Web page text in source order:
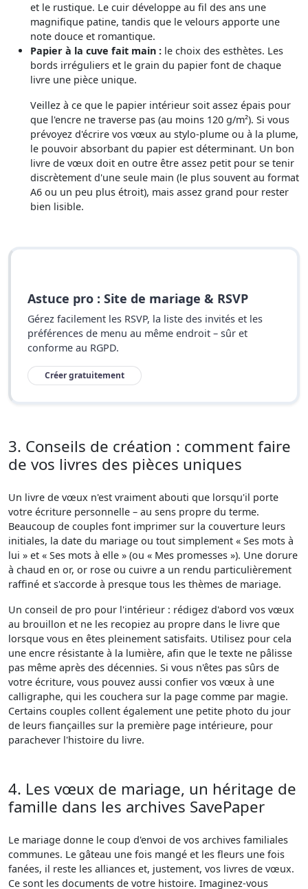
et le rustique. Le cuir développe au fil des ans une
magnifique patine, tandis que le velours apporte une
note douce et romantique.
Papier à la cuve fait main : le choix des esthètes. Les
bords irréguliers et le grain du papier font de chaque
livre une pièce unique.
Veillez à ce que le papier intérieur soit assez épais pour
que l'encre ne traverse pas (au moins 120 g/m²). Si vous
prévoyez d'écrire vos vœux au stylo-plume ou à la plume,
le pouvoir absorbant du papier est déterminant. Un bon
livre de vœux doit en outre être assez petit pour se tenir
discrètement d'une seule main (le plus souvent au format
A6 ou un peu plus étroit), mais assez grand pour rester
bien lisible.
Astuce pro : Site de mariage & RSVP
Gérez facilement les RSVP, la liste des invités et les
préférences de menu au même endroit – sûr et
conforme au RGPD.
Créer gratuitement
3. Conseils de création : comment faire
de vos livres des pièces uniques
Un livre de vœux n'est vraiment abouti que lorsqu'il porte
votre écriture personnelle – au sens propre du terme.
Beaucoup de couples font imprimer sur la couverture leurs
initiales, la date du mariage ou tout simplement « Ses mots à
lui » et « Ses mots à elle » (ou « Mes promesses »). Une dorure
à chaud en or, or rose ou cuivre a un rendu particulièrement
raffiné et s'accorde à presque tous les thèmes de mariage.
Un conseil de pro pour l'intérieur : rédigez d'abord vos vœux
au brouillon et ne les recopiez au propre dans le livre que
lorsque vous en êtes pleinement satisfaits. Utilisez pour cela
une encre résistante à la lumière, afin que le texte ne pâlisse
pas même après des décennies. Si vous n'êtes pas sûrs de
votre écriture, vous pouvez aussi confier vos vœux à une
calligraphe, qui les couchera sur la page comme par magie.
Certains couples collent également une petite photo du jour
de leurs fiançailles sur la première page intérieure, pour
parachever l'histoire du livre.
4. Les vœux de mariage, un héritage de
famille dans les archives SavePaper
Le mariage donne le coup d'envoi de vos archives familiales
communes. Le gâteau une fois mangé et les fleurs une fois
fanées, il reste les alliances et, justement, vos livres de vœux.
Ce sont les documents de votre histoire. Imaginez-vous